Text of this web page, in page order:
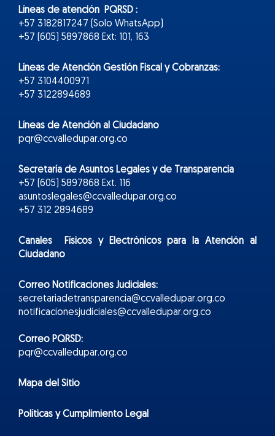
Líneas de atención PQRSD :
+57 3182817247 (Solo WhatsApp)
+57 (605) 5897868 Ext: 101, 163
Líneas de Atención Gestión Fiscal y Cobranzas:
+57 3104400971
+57 3122894689
Líneas de Atención al Ciudadano
pqr@ccvalledupar.org.co
Secretaría de Asuntos Legales y de Transparencia
+57 (605) 5897868 Ext. 116
asuntoslegales@ccvalledupar.org.co
+57 312 2894689
Canales Físicos yElectrónicospara la Atención al
Ciudadano
Correo Notificaciones Judiciales:
secretariadetransparencia@ccvalledupar.org.co
notificacionesjudiciales@ccvalledupar.org.co
Correo PQRSD:
pqr@ccvalledupar.org.co
Mapa del Sitio
Políticas y Cumplimiento Legal